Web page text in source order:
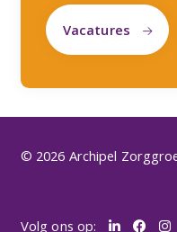
Vacatures
© 2026 Archipel
Volg ons op: